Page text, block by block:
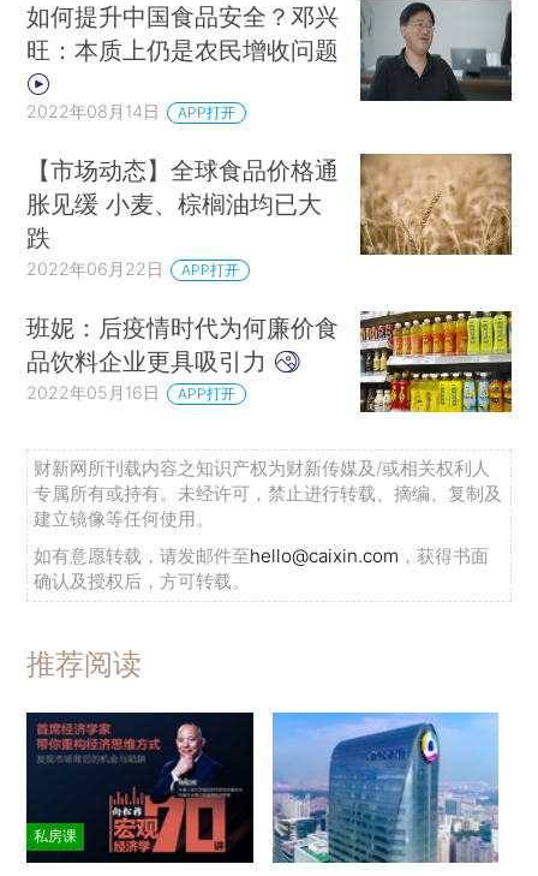
如何提升中国食品安全？邓兴
旺：本质上仍是农民增收问题
2022年08月14日 APP打开
【市场动态】全球食品价格通
胀见缓 小麦、棕榈油均已大
跌
2022年06月22日 APP打开
班妮：后疫情时代为何廉价食
品饮料企业更具吸引力
2022年05月16日 APP打开
财新网所刊载内容之知识产权为财新传媒及/或相关权利人
专属所有或持有。未经许可，禁止进行转载、摘编、复制及
建立镜像等任何使用。
如有意愿转载，请发邮件至hello@caixin.com ，获得书面
确认及授权后，方可转载。
推荐阅读
私房课